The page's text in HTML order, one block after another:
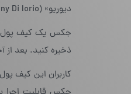
دیوریو» (Anthony Di Iorio) توسعه یافت.
جکس یک کیف پول
ذخیره کنید. بعد از آخرین به‌روزرسانی (جولای سال
کاربران این کیف